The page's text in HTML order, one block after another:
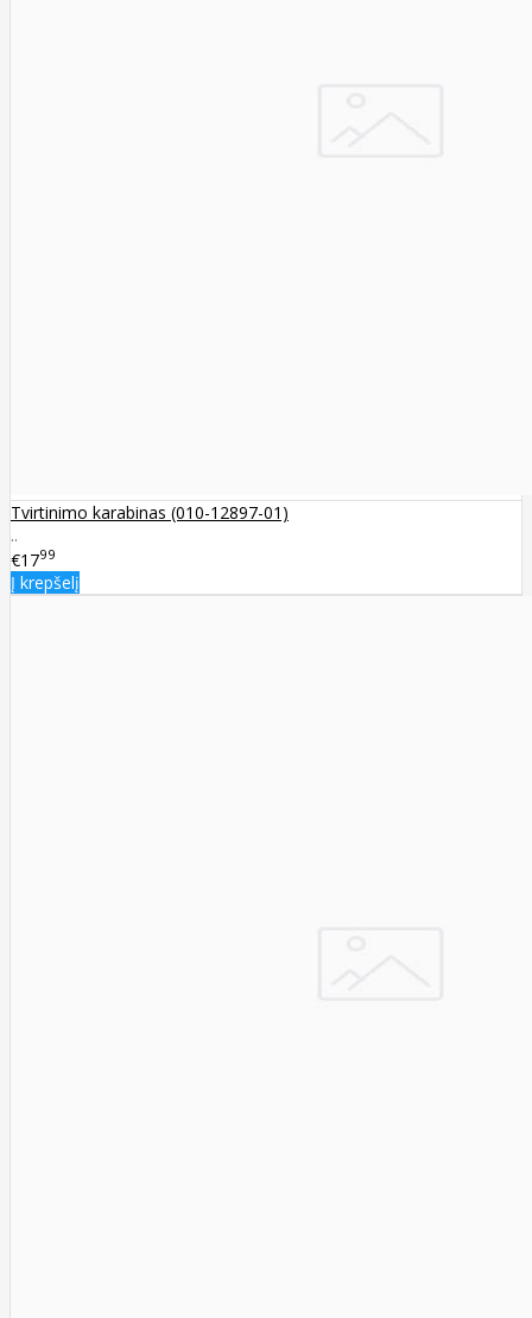
Tvirtinimo karabinas (010-12897-01)
..
€1799
Į krepšelį